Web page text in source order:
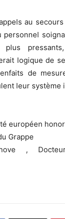
au
personnel
logique de
de
leur système
européen
Grappe
,